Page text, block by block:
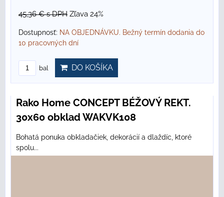
45,36 €s DPH Zľava 24%
Dostupnosť: NA OBJEDNÁVKU. Bežný termín dodania do
10 pracovných dní
bal DO KOŠÍKA
Rako Home CONCEPT BÉŽOVÝ REKT.
30x60 obklad WAKVK108
Bohatá ponuka obkladačiek, dekorácií a dlaždíc, ktoré
spolu...